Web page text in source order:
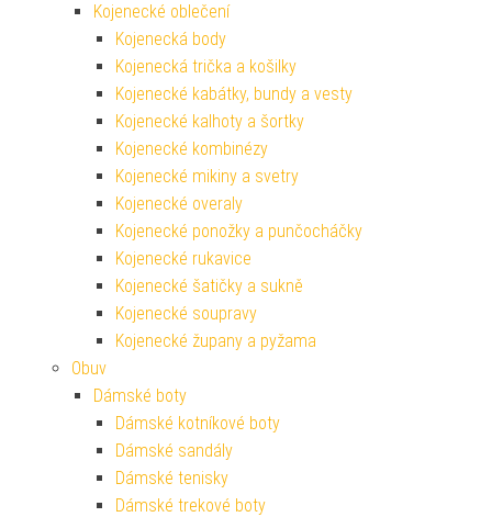
Kojenecké oblečení
Kojenecká body
Kojenecká trička a košilky
Kojenecké kabátky, bundy a vesty
Kojenecké kalhoty a šortky
Kojenecké kombinézy
Kojenecké mikiny a svetry
Kojenecké overaly
Kojenecké ponožky a punčocháčky
Kojenecké rukavice
Kojenecké šatičky a sukně
Kojenecké soupravy
Kojenecké župany a pyžama
Obuv
Dámské boty
Dámské kotníkové boty
Dámské sandály
Dámské tenisky
Dámské trekové boty